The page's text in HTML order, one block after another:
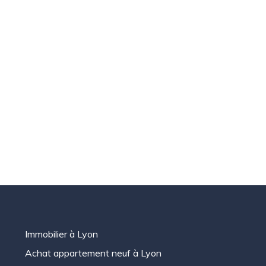
Immobilier à Lyon
Achat appartement neuf à Lyon